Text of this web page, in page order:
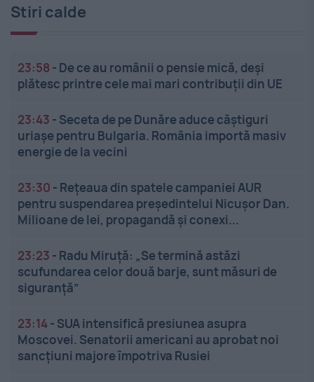
Stiri calde
23:58 - De ce au românii o pensie mică, deși
plătesc printre cele mai mari contribuții din UE
23:43 - Seceta de pe Dunăre aduce câștiguri
uriașe pentru Bulgaria. România importă masiv
energie de la vecini
23:30 - Rețeaua din spatele campaniei AUR
pentru suspendarea președintelui Nicușor Dan.
Milioane de lei, propagandă și conexi...
23:23 - Radu Miruță: „Se termină astăzi
scufundarea celor două barje, sunt măsuri de
siguranţă”
23:14- SUA intensifică presiunea asupra
Moscovei. Senatorii americani au aprobat noi
sancțiuni majore împotriva Rusiei